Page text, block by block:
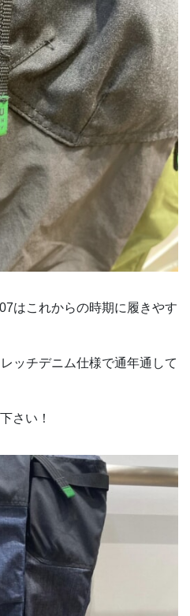
はこれからの時期に履きやす
ッチデニム仕様で通年通して
さい！